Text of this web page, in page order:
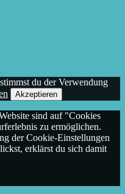
du der Verwendung
Akzeptieren
sind auf "Cookies
zu ermöglichen.
der Cookie-Einstellungen
erklärst du sich damit